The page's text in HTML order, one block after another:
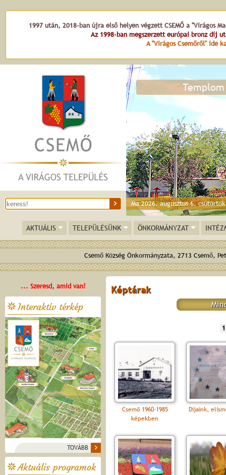
1997 után, 2018-ban újra első helyen végzett CSEMŐ a "Virágos
Az 1998-ban megszerzett európai bronz díj
A "Virágos Csemőről" ide
Ma 2026. augusztus 6.
AKTUÁLIS TELEPÜLÉSÜNK ÖNKORMÁNYZAT
Csemő Község Önkormányzata, 2713
... Szeresd, amid van!
Interaktív térkép
TOVÁBB
Aktuális programok
Képtárak
1
Csemő 1960-1985
képekben
Díjaink,